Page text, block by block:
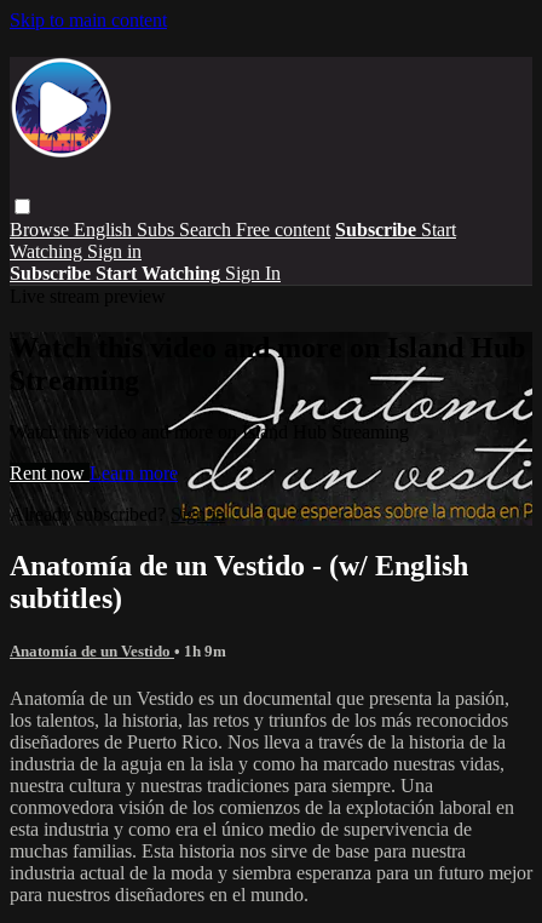
Skip to main content
Browse English Subs Search Free content Subscribe Start
Watching Sign in
Subscribe Start Watching Sign In
Watch this video and more on Island Hub
Streaming
Watch this video and more on Island Hub Streaming
Rent now Learn more
Already subscribed?
Sign in
Anatomía de un Vestido - (w/ English
subtitles)
Anatomía de un Vestido • 1h 9m
Anatomía de un Vestido es un documental que presenta la pasión,
los talentos, la historia, las retos y triunfos de los más reconocidos
diseñadores de Puerto Rico. Nos lleva a través de la historia de la
industria de la aguja en la isla y como ha marcado nuestras vidas,
nuestra cultura y nuestras tradiciones para siempre. Una
conmovedora visión de los comienzos de la explotación laboral en
esta industria y como era el único medio de supervivencia de
muchas familias. Esta historia nos sirve de base para nuestra
industria actual de la moda y siembra esperanza para un futuro mejor
para nuestros diseñadores en el mundo.